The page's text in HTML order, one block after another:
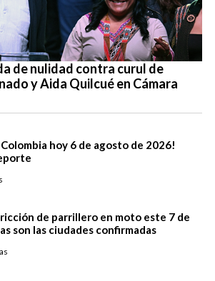
de nulidad contra curul de
y Aida Quilcué en Cámara
hoy 6 de agosto de 2026!
de parrillero en moto este 7 de
son las ciudades confirmadas